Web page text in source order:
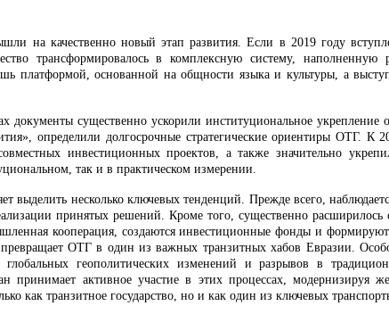
на качественно новый этап развития. Если в 2019 году
трансформировалось в комплексную систему, наполненную
платформой, основанной на общности языка и культуры, а
документы существенно ускорили институциональное
определили долгосрочные стратегические ориентиры ОТГ. К
инвестиционных проектов, а также значительно
так и в практическом измерении.
выделить несколько ключевых тенденций. Прежде всего,
принятых решений. Кроме того, существенно расширилось
кооперация, создаются инвестиционные фонды и
превращает ОТГ в один из важных транзитных хабов Евразии.
геополитических изменений и разрывов в
активное участие в этих процессах, модернизируя
как транзитное государство, но и как один из ключевых